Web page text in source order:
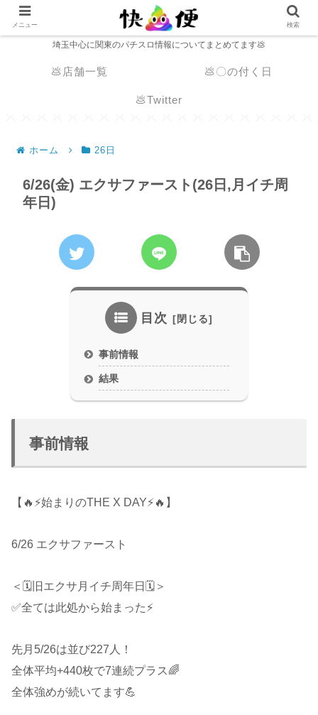
埼玉中心に関東のパチスロ情報についてまとめてます💩
💩店舗一覧 💩〇の付く日
💩Twitter
ホーム 26日
6/26(金) エクサファースト(26日,月イチ周
年日)
目次
事前情報
結果
事前情報
【🔥⚡始まりのTHE X DAY⚡🔥】
6/26 エクサファースト
＜🗓旧エクサ月イチ周年日🗓＞
✅全ては此処から始まった⚡
先月5/26は並び227人！
全体平均+440枚で7連続プラス🌈
全体強めが続いてます💪
メニュー 検索